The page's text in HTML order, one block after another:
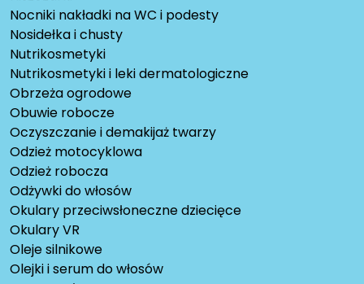
Nocniki nakładki na WC i podesty
Nosidełka i chusty
Nutrikosmetyki
Nutrikosmetyki i leki dermatologiczne
Obrzeża ogrodowe
Obuwie robocze
Oczyszczanie i demakijaż twarzy
Odzież motocyklowa
Odzież robocza
Odżywki do włosów
Okulary przeciwsłoneczne dziecięce
Okulary VR
Oleje silnikowe
Olejki i serum do włosów